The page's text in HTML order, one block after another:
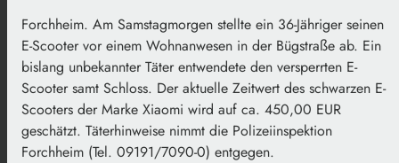
Forchheim. Am Samstagmorgen stellte ein 36-Jähriger seinen
E-Scooter vor einem Wohnanwesen in der Bügstraße ab. Ein
bislang unbekannter Täter entwendete den versperrten E-
Scooter samt Schloss. Der aktuelle Zeitwert des schwarzen E-
Scooters der Marke Xiaomi wird auf ca. 450,00 EUR
geschätzt. Täterhinweise nimmt die Polizeiinspektion
Forchheim (Tel. 09191/7090-0) entgegen.